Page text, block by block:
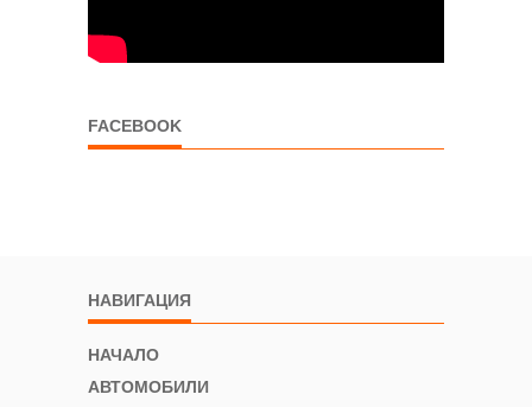
FACEBOOK
НАВИГАЦИЯ
НАЧАЛО
АВТОМОБИЛИ